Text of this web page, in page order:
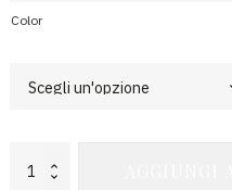
Color
Gabrielle
Micro